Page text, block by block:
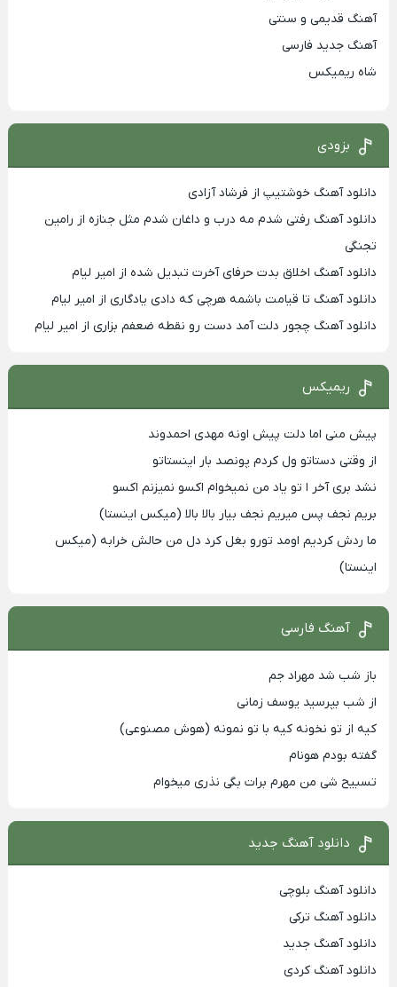
آهنگ قدیمی و سنتی
آهنگ جدید فارسی
شاه ریمیکس
بزودی
دانلود آهنگ خوشتیپ از فرشاد آزادی
دانلود آهنگ رفتی شدم مه درب و داغان شدم مثل جنازه از رامین
تجنگی
دانلود آهنگ اخلاق بدت حرفای آخرت تبدیل شده از امیر لیام
دانلود آهنگ تا قیامت باشمه هرچی که دادی یادگاری از امیر لیام
دانلود آهنگ چجور دلت آمد دست رو نقطه ضعفم بزاری از امیر لیام
ریمیکس
پیش منی اما دلت پیش اونه مهدی احمدوند
از وقتی دستاتو ول کردم پونصد بار اینستاتو
نشد بری آخر ا تو یاد من نمیخوام اکسو نمیزنم اکسو
بریم نجف پس میریم نجف بیار بالا بالا (میکس اینستا)
ما ردش کردیم اومد تورو بغل کرد دل من حالش خرابه (میکس
اینستا)
آهنگ فارسی
باز شب شد مهراد جم
از شب بپرسید یوسف زمانی
کیه از تو نخونه کیه با تو نمونه (هوش مصنوعی)
گفته بودم هونام
تسبیح شی من مهرم برات بگی نذری میخوام
دانلود آهنگ جدید
دانلود آهنگ بلوچی
دانلود آهنگ ترکی
دانلود آهنگ جدید
دانلود آهنگ کردی